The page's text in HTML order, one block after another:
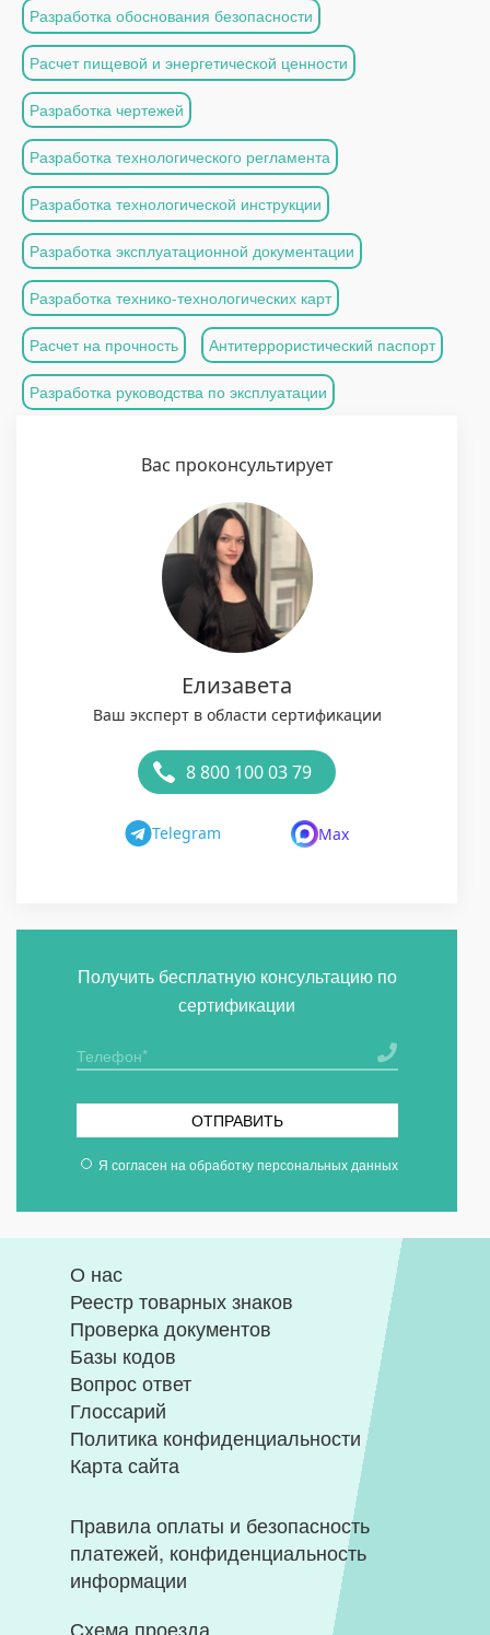
Разработка обоснования безопасности
Расчет пищевой и энергетической ценности
Разработка чертежей
Разработка технологического регламента
Разработка технологической инструкции
Разработка эксплуатационной документации
Разработка технико-технологических карт
Расчет на прочность Антитеррористический паспорт
Разработка руководства по эксплуатации
Вас проконсультирует
Елизавета
Ваш эксперт в области сертификации
8 800 100 03 79
Telegram Max
Получить бесплатную консультацию по
сертификации
ОТПРАВИТЬ
Я согласен на обработку персональных данных
О нас
Реестр товарных знаков
Проверка документов
Базы кодов
Вопрос ответ
Глоссарий
Политика конфиденциальности
Карта сайта
Правила оплаты и безопасность
платежей, конфиденциальность
информации
Схема проезда